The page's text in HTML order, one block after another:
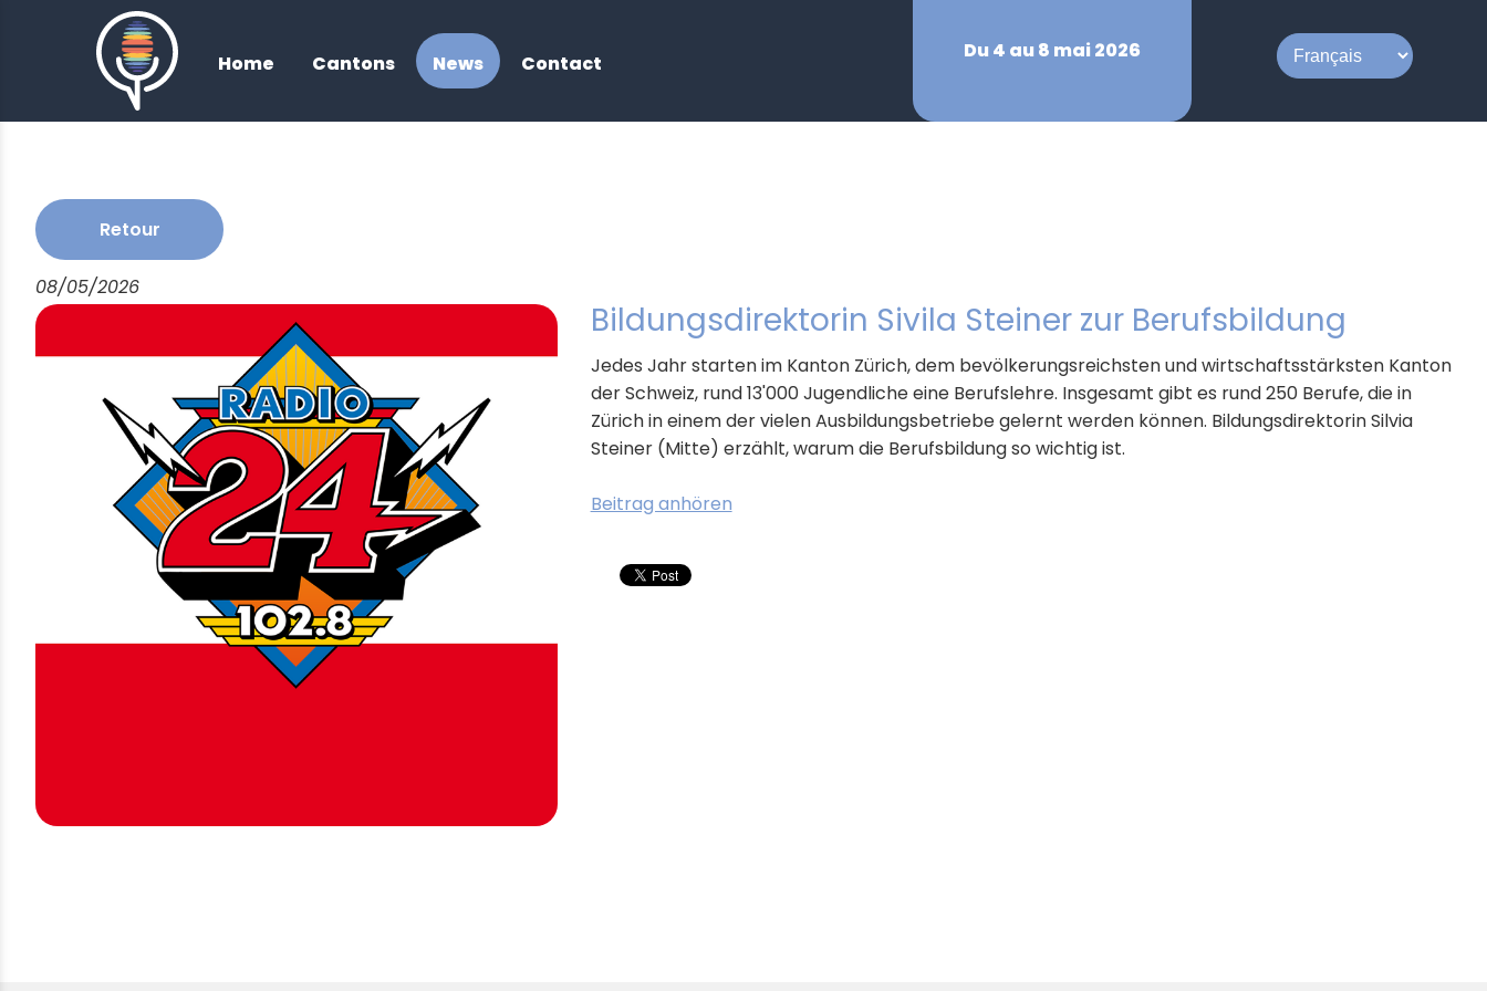
/
Home
Cantons News Contact
Du 4 au 8 mai 2026
Retour
08/05/2026
Bildungsdirektorin Sivila Steiner zur Berufsbildung
Jedes Jahr starten im Kanton Zürich, dem bevölkerungsreichsten und wirtschaftsstärksten Kanton
der Schweiz, rund 13'000 Jugendliche eine Berufslehre. Insgesamt gibt es rund 250 Berufe, die in
Zürich in einem der vielen Ausbildungsbetriebe gelernt werden können. Bildungsdirektorin Silvia
Steiner (Mitte) erzählt, warum die Berufsbildung so wichtig ist.
Beitrag anhören